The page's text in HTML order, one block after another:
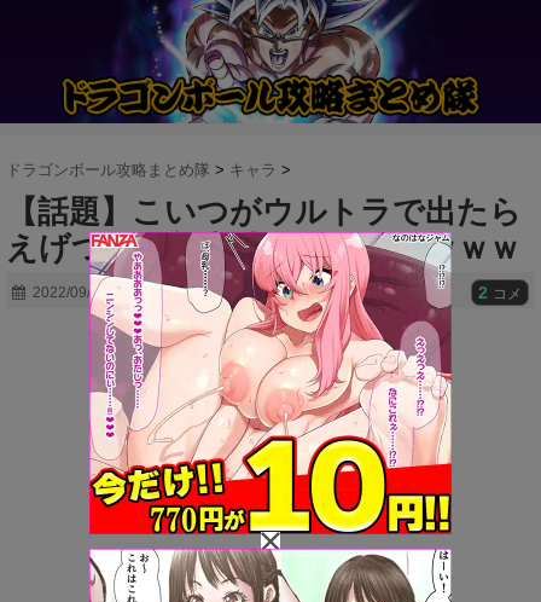
ドラゴンボール攻略まとめ隊 > キャラ >
【話題】こいつがウルトラで出たら
えげつない能力持ってきそうｗｗｗ
2022/09/19 2 コメ